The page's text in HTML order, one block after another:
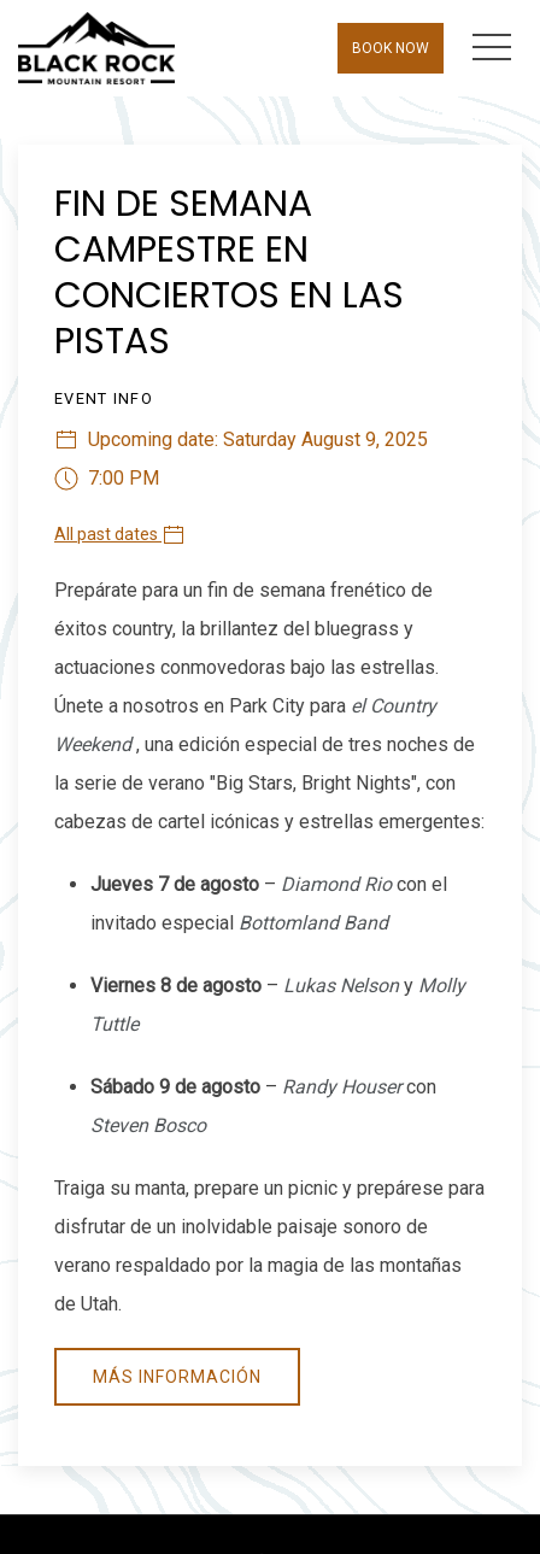
BOOK NOW MENU
FIN DE SEMANA
CAMPESTRE EN
CONCIERTOS EN LAS
PISTAS
EVENT INFO
Upcoming date: Saturday August 9, 2025
7:00 PM
All past dates
Prepárate para un fin de semana frenético de
éxitos country, la brillantez del bluegrass y
actuaciones conmovedoras bajo las estrellas.
Únete a nosotros en Park City para el Country
Weekend, una edición especial de tres noches de
la serie de verano "Big Stars, Bright Nights", con
cabezas de cartel icónicas y estrellas emergentes:
Jueves 7 de agosto – Diamond Riocon el
invitado especial Bottomland Band
Viernes 8 de agosto – Lukas Nelsony Molly
Tuttle
Sábado 9 de agosto – Randy Housercon
Steven Bosco
Traiga su manta, prepare un picnic y prepárese para
disfrutar de un inolvidable paisaje sonoro de
verano respaldado por la magia de las montañas
de Utah.
MÁS INFORMACIÓN